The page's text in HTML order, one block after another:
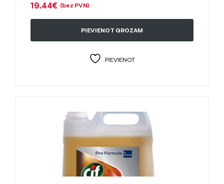
19.44€ (bez PVN)
PIEVIENOT GROZAM
PIEVIENOT